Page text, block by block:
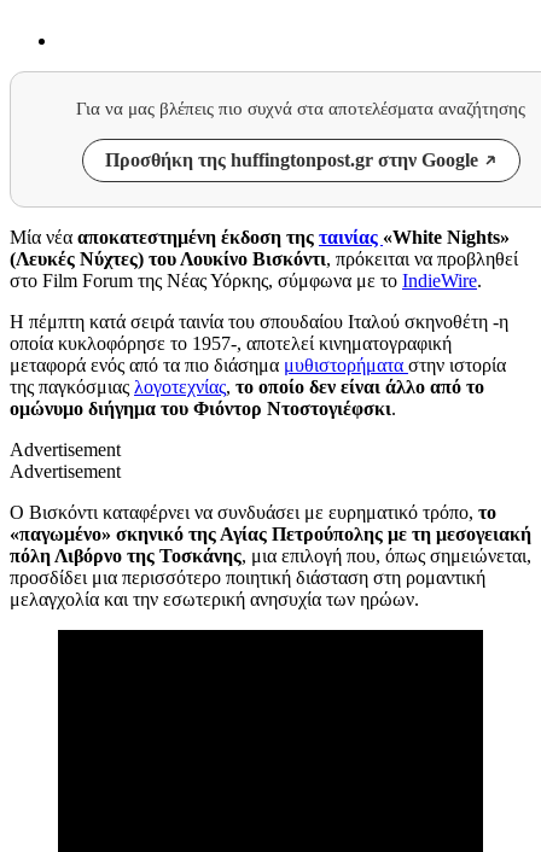
Για να μας βλέπεις πιο συχνά στα αποτελέσματα αναζήτησης
Προσθήκη της huffingtonpost.gr στην Google
Μία νέα αποκατεστημένη έκδοση της ταινίας «White Nights»
(Λευκές Νύχτες) του Λουκίνο Βισκόντι, πρόκειται να προβληθεί
στο Film Forum της Νέας Υόρκης, σύμφωνα με το IndieWire.
H πέμπτη κατά σειρά ταινία του σπουδαίου Ιταλού σκηνοθέτη -η
οποία κυκλοφόρησε το 1957-, αποτελεί κινηματογραφική
μεταφορά ενός από τα πιο διάσημα μυθιστορήματα στην ιστορία
της παγκόσμιας λογοτεχνίας, το οποίο δεν είναι άλλο από το
ομώνυμο διήγημα του Φιόντορ Ντοστογιέφσκι.
Advertisement
Advertisement
Ο Βισκόντι καταφέρνει να συνδυάσει με ευρηματικό τρόπο, το
«παγωμένο» σκηνικό της Αγίας Πετρούπολης με τη μεσογειακή
πόλη Λιβόρνο της Τοσκάνης, μια επιλογή που, όπως σημειώνεται,
προσδίδει μια περισσότερο ποιητική διάσταση στη ρομαντική
μελαγχολία και την εσωτερική ανησυχία των ηρώων.